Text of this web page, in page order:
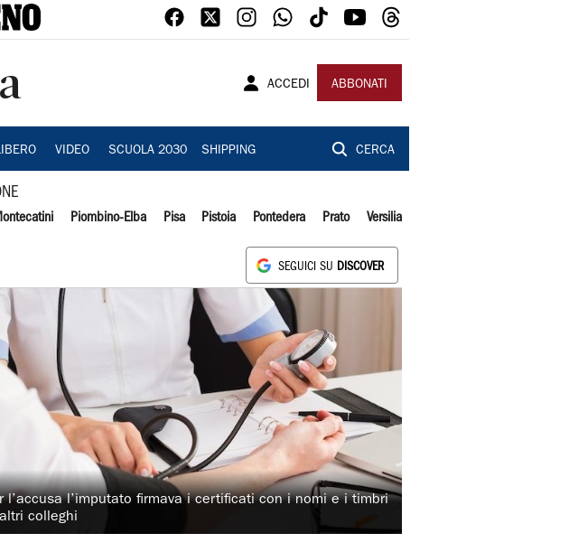
ACCEDI ABBONATI
VIDEO SCUOLA 2030 SHIPPING CERCA
Piombino-Elba Pisa Pistoia Pontedera Prato Versilia
SEGUICI SU DISCOVER
l’accusa l’imputato firmava i certificati con i nomi e i timbri
colleghi